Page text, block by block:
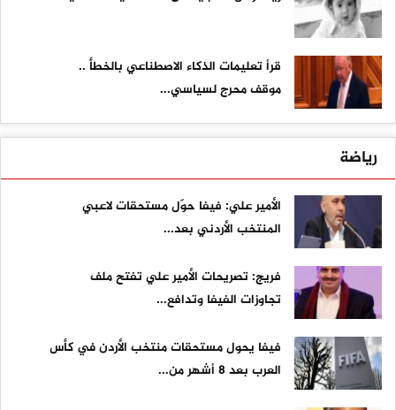
قرأ تعليمات الذكاء الاصطناعي بالخطأ ..
موقف محرج لسياسي...
رياضة
الأمير علي: فيفا حوّل مستحقات لاعبي
المنتخب الأردني بعد...
فريج: تصريحات الأمير علي تفتح ملف
تجاوزات الفيفا وتدافع...
فيفا يحول مستحقات منتخب الأردن في كأس
العرب بعد 8 أشهر من...